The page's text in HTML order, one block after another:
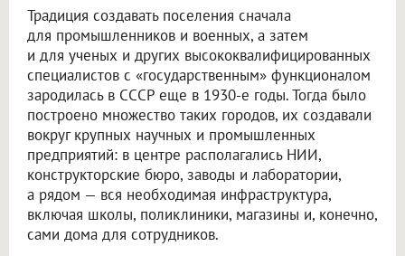
Традиция создавать поселения сначала
для промышленников и военных, а затем
и для ученых и других высококвалифицированных
специалистов с «государственным» функционалом
зародилась в СССР еще в 1930-е годы. Тогда было
построено множество таких городов, их создавали
вокруг крупных научных и промышленных
предприятий: в центре располагались НИИ,
конструкторские бюро, заводы и лаборатории,
а рядом — вся необходимая инфраструктура,
включая школы, поликлиники, магазины и, конечно,
сами дома для сотрудников.